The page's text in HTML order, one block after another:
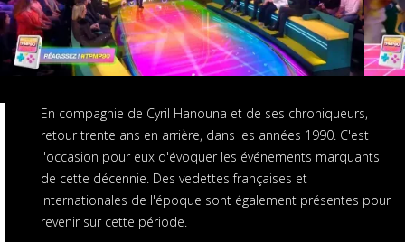
En compagnie de Cyril Hanouna et de ses chroniqueurs,
retour trente ans en arrière, dans les années 1990. C'est
l'occasion pour eux d'évoquer les événements marquants
de cette décennie. Des vedettes françaises et
internationales de l'époque sont également présentes pour
revenir sur cette période.